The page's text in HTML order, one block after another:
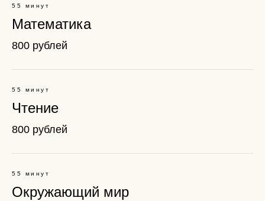
55 минут
Математика
800 рублей
55 минут
Чтение
800 рублей
55 минут
Окружающий мир